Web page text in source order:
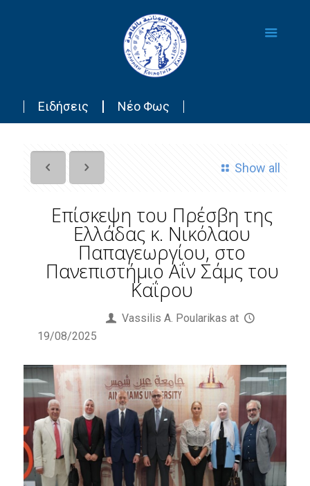
Ειδήσεις Νέο Φως
Show all
Επίσκεψη του Πρέσβη της
Ελλάδας κ. Νικόλαου
Παπαγεωργίου, στο
Πανεπιστήμιο Αΐν Σάμς του
Καΐρου
Vassilis Α. Poularikas at
19/08/2025